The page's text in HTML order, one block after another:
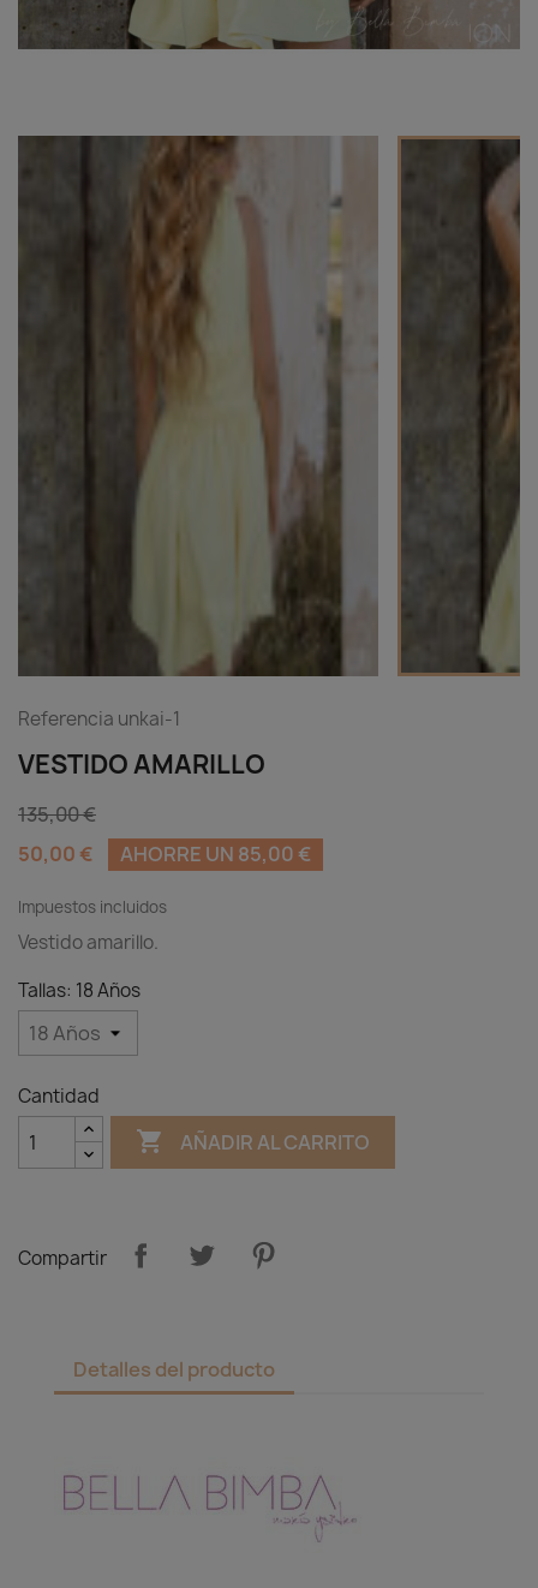
Referencia unkai-1
VESTIDO AMARILLO
135,00 €
50,00 €
AHORRE UN 85,00 €
Impuestos incluidos
Vestido amarillo.
Tallas: 18 Años
Cantidad
 AÑADIR AL CARRITO
Compartir
Detalles del producto